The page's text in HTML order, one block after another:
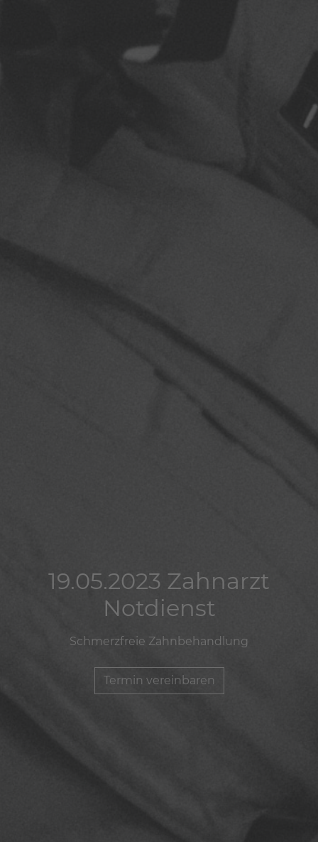
19.05.2023 Zahnarzt
Notdienst
Schmerzfreie Zahnbehandlung
Termin vereinbaren
19.05.2023 Zahnarzt
Notdienst
Schmerzfreie Zahnbehandlung
Termin vereinbaren
19.05.2023 Zahnarzt
Notdienst
Schmerzfreie Zahnbehandlung
Termin vereinbaren